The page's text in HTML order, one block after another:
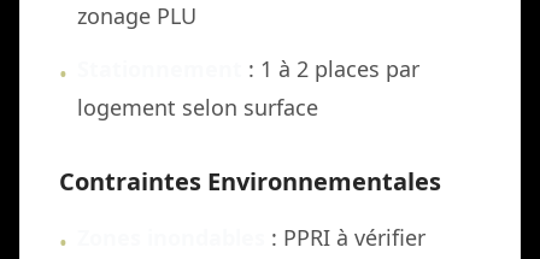
zonage PLU
•
: 1 à 2 places par
logement selon surface
Contraintes Environnementales
•
: PPRI à vérifier